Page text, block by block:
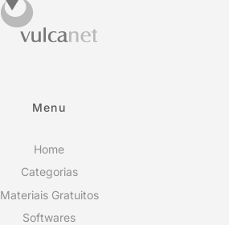
Menu
Home
Categorias
Materiais Gratuitos
Softwares